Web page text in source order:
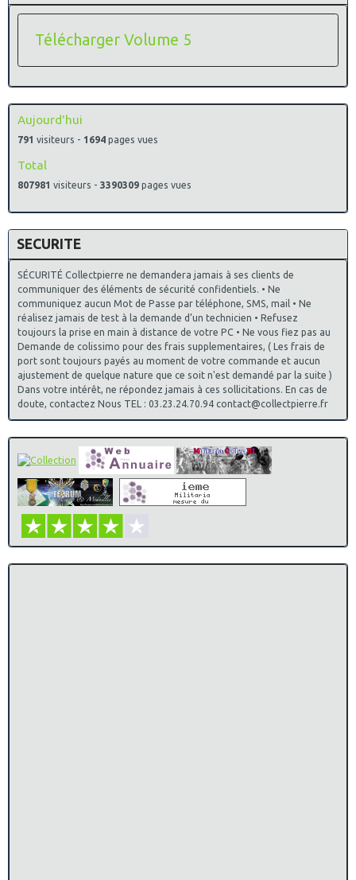
Télécharger Volume 5
Aujourd'hui
791 visiteurs - 1694 pages vues
Total
807981 visiteurs - 3390309 pages vues
SECURITE
SÉCURITÉ Collectpierre ne demandera jamais à ses clients de
communiquer des éléments de sécurité confidentiels. • Ne
communiquez aucun Mot de Passe par téléphone, SMS, mail • Ne
réalisez jamais de test à la demande d’un technicien • Refusez
toujours la prise en main à distance de votre PC • Ne vous fiez pas au
Demande de colissimo pour des frais supplementaires, ( Les frais de
port sont toujours payés au moment de votre commande et aucun
ajustement de quelque nature que ce soit n'est demandé par la suite )
Dans votre intérêt, ne répondez jamais à ces sollicitations. En cas de
doute, contactez Nous TEL : 03.23.24.70.94 contact@collectpierre.fr